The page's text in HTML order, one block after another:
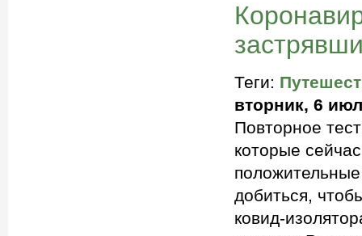
Теги:
вторник, 6
Повторное
которые
добиться,
ковид-